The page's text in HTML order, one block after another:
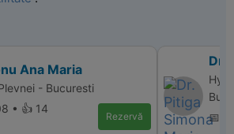
Ana Maria
- Bucuresti
• 👍 14
Rezervă
Dr.
📅